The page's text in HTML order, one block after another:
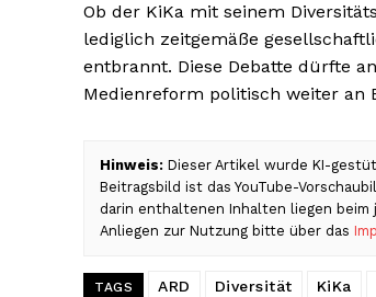
Ob der KiKa mit seinem
lediglich zeitgemäße
entbrannt. Diese Debatte dürfte
Medienreform politisch weiter an
Hinweis: Dieser Artikel wurde KI-
Beitragsbild ist das YouTube-
darin enthaltenen Inhalten liegen beim
Anliegen zur Nutzung bitte über das
TAGS ARD Diversität KiKa